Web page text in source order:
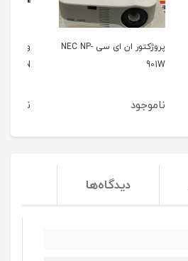
پروژکتور ان ای سی NEC NP-
ویدئو پروژکتور هیتاچی
دیدگاه‌ها